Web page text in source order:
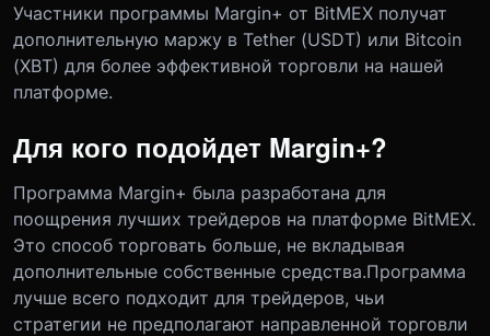
Участники программы Margin+ от BitMEX получат
дополнительную маржу в Tether (USDT) или Bitcoin
(XBT) для более эффективной торговли на нашей
платформе.
Для кого подойдет Margin+?
Программа Margin+ была разработана для
поощрения лучших трейдеров на платформе BitMEX.
Это способ торговать больше, не вкладывая
дополнительные собственные средства.Программа
лучше всего подходит для трейдеров, чьи
стратегии не предполагают направленной торговли